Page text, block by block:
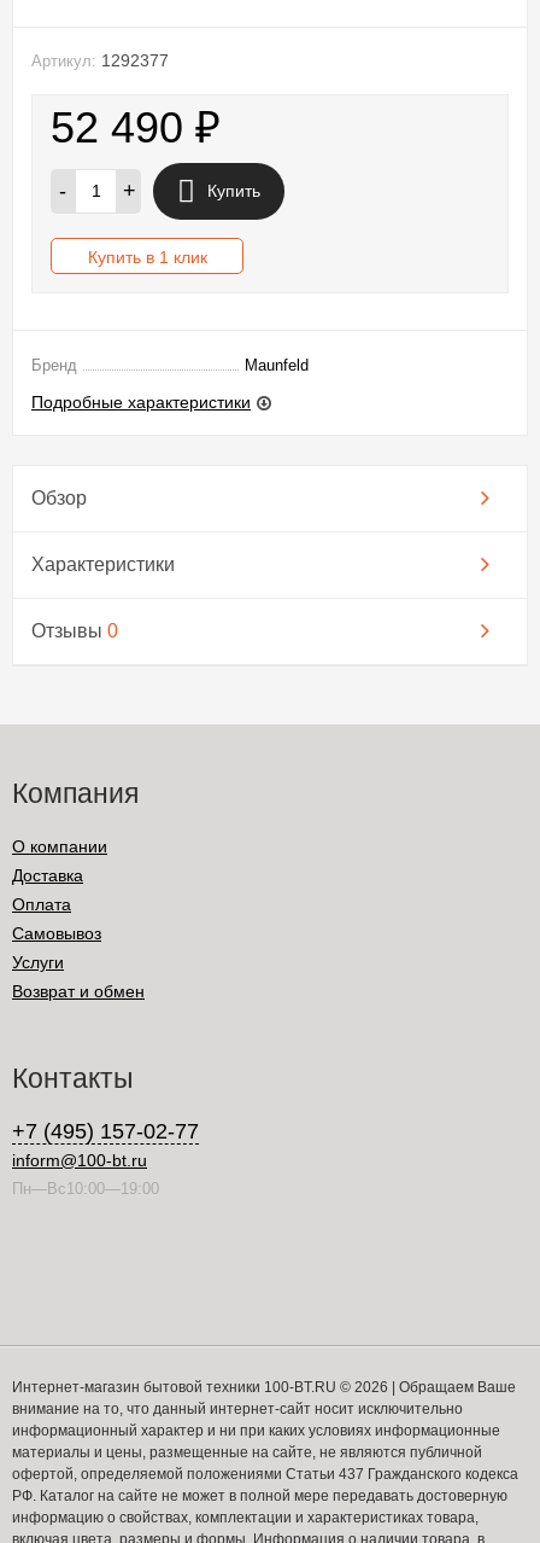
Артикул: 1292377
52 490 ₽
- + Купить
Купить в 1 клик
Бренд Maunfeld
Подробные характеристики
Обзор
Характеристики
Отзывы 0
Компания
О компании
Доставка
Оплата
Самовывоз
Услуги
Возврат и обмен
Контакты
+7 (495) 157-02-77
inform@100-bt.ru
Пн—Вс10:00—19:00
Интернет-магазин бытовой техники 100-BT.RU © 2026 | Обращаем Ваше
внимание на то, что данный интернет-сайт носит исключительно
информационный характер и ни при каких условиях информационные
материалы и цены, размещенные на сайте, не являются публичной
офертой, определяемой положениями Статьи 437 Гражданского кодекса
РФ. Каталог на сайте не может в полной мере передавать достоверную
информацию о свойствах, комплектации и характеристиках товара,
включая цвета, размеры и формы. Информация о наличии товара, в